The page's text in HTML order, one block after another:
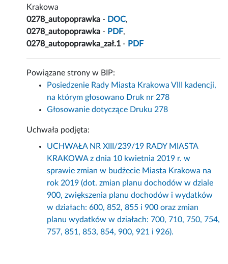
Krakowa
0278_autopoprawka - DOC,
0278_autopoprawka - PDF,
0278_autopoprawka_zał.1 - PDF
Powiązane strony w BIP:
Posiedzenie Rady Miasta Krakowa VIII kadencji,
na którym głosowano Druk nr 278
Głosowanie dotyczące Druku 278
Uchwała podjęta:
UCHWAŁA NR XIII/239/19 RADY MIASTA
KRAKOWA z dnia 10 kwietnia 2019 r. w
sprawie zmian w budżecie Miasta Krakowa na
rok 2019 (dot. zmian planu dochodów w dziale
900, zwiększenia planu dochodów i wydatków
w działach: 600, 852, 855 i 900 oraz zmian
planu wydatków w działach: 700, 710, 750, 754,
757, 851, 853, 854, 900, 921 i 926).